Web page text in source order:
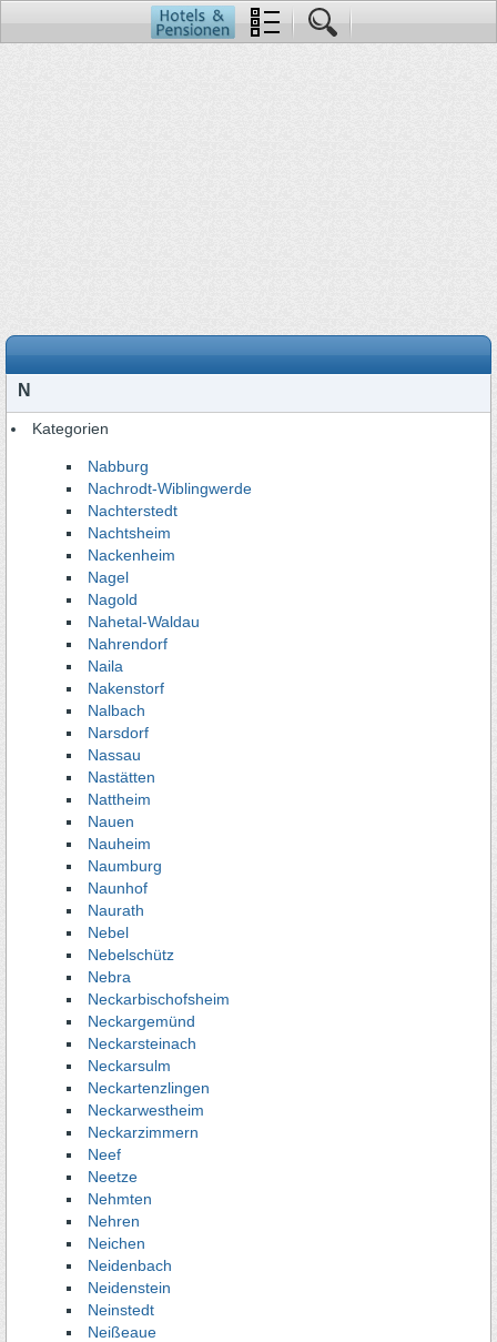
N
Kategorien
Nabburg
Nachrodt-Wiblingwerde
Nachterstedt
Nachtsheim
Nackenheim
Nagel
Nagold
Nahetal-Waldau
Nahrendorf
Naila
Nakenstorf
Nalbach
Narsdorf
Nassau
Nastätten
Nattheim
Nauen
Nauheim
Naumburg
Naunhof
Naurath
Nebel
Nebelschütz
Nebra
Neckarbischofsheim
Neckargemünd
Neckarsteinach
Neckarsulm
Neckartenzlingen
Neckarwestheim
Neckarzimmern
Neef
Neetze
Nehmten
Nehren
Neichen
Neidenbach
Neidenstein
Neinstedt
Neißeaue